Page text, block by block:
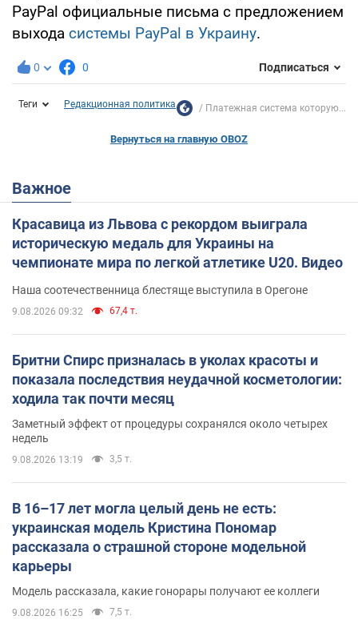
PayPal официальные письма с предложением
выхода системы PayPal в Украину.
0 0 Подписаться
Теги Редакционная политика Платежная система которую...
Вернуться на главную OBOZ
Важное
Красавица из Львова с рекордом выиграла
историческую медаль для Украины на
чемпионате мира по легкой атлетике U20. Видео
Наша соотечественница блестяще выступила в Орегоне
9.08.2026 09:32 67,4 т.
Бритни Спирс призналась в уколах красоты и
показала последствия неудачной косметологии:
ходила так почти месяц
Заметный эффект от процедуры сохранялся около четырех
недель
9.08.2026 13:19 3,5 т.
В 16–17 лет могла целый день не есть:
украинская модель Кристина Пономар
рассказала о страшной стороне модельной
карьеры
Модель рассказала, какие гонорары получают ее коллеги
9.08.2026 16:25 7,5 т.